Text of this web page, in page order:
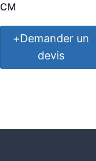
CM
+Demander un
devis